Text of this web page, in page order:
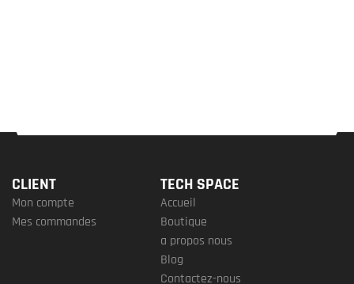
CLIENT
Mon compte
Mes commandes
TECH SPACE
Accueil
Boutique
a propos nous
Blog
Contactez-nous